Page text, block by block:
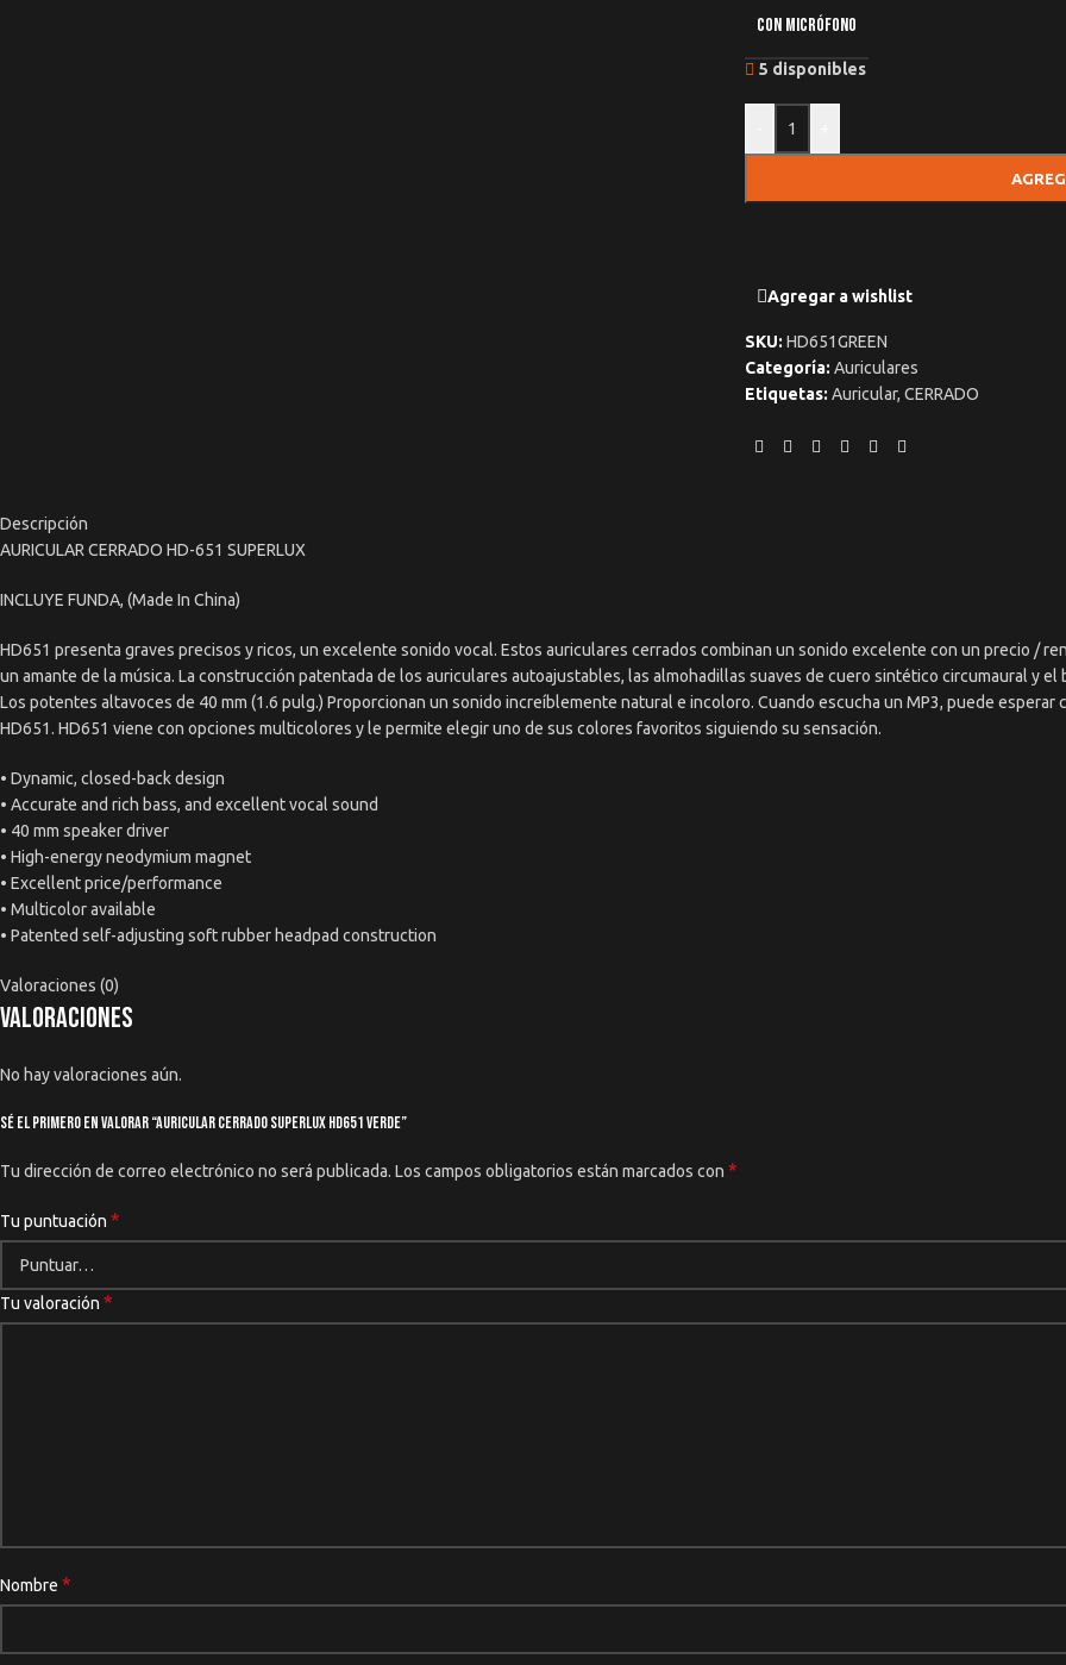
CON MICRÓFONO
5 disponibles
Agregar a wishlist
SKU: HD651GREEN
Categoría: Auriculares
Etiquetas: Auricular, CERRADO
Descripción
AURICULAR CERRADO HD-651 SUPERLUX
INCLUYE FUNDA, (Made In China)
HD651 presenta graves precisos y ricos, un excelente sonido vocal. Estos auriculares cerrados combinan un sonido excelente con un precio /
un amante de la música. La construcción patentada de los auriculares autoajustables, las almohadillas suaves de cuero sintético circumaural y
Los potentes altavoces de 40 mm (1.6 pulg.) Proporcionan un sonido increíblemente natural e incoloro. Cuando escucha un MP3, puede esperar
HD651. HD651 viene con opciones multicolores y le permite elegir uno de sus colores favoritos siguiendo su sensación.
• Dynamic, closed-back design
• Accurate and rich bass, and excellent vocal sound
• 40 mm speaker driver
• High-energy neodymium magnet
• Excellent price/performance
• Multicolor available
• Patented self-adjusting soft rubber headpad construction
Valoraciones (0)
Valoraciones
No hay valoraciones aún.
Sé el primero en valorar “Auricular Cerrado Superlux Hd651 Verde”
Tu dirección de correo electrónico no será publicada. Los campos obligatorios están marcados con *
Tu puntuación *
Tu valoración *
Nombre *